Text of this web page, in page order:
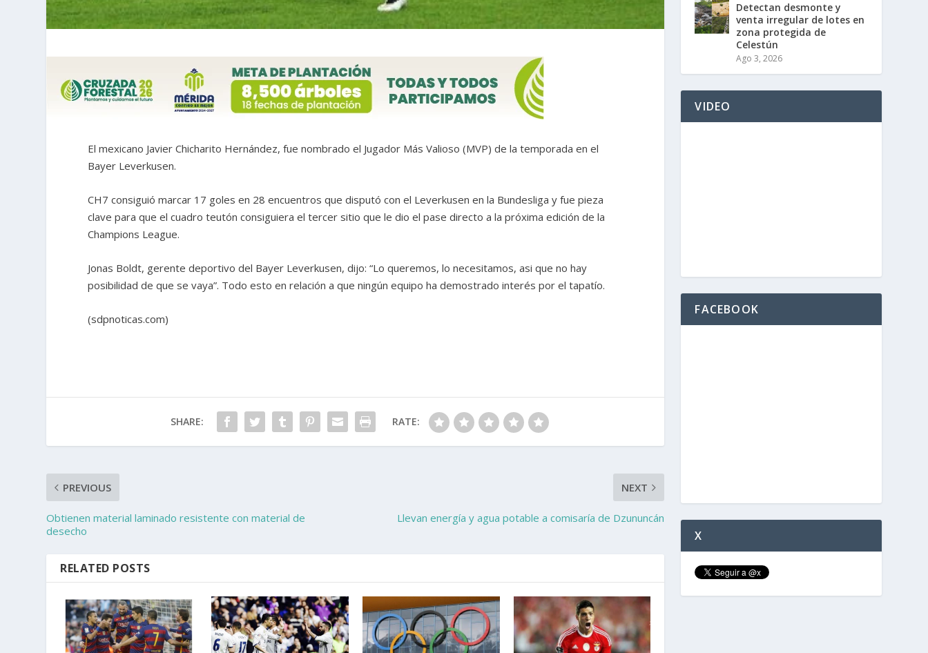
El mexicano Javier Chicharito Hernández, fue nombrado el Jugador Más Valioso (MVP) de la temporada en el
Bayer Leverkusen.
CH7 consiguió marcar 17 goles en 28 encuentros que disputó con el Leverkusen en la Bundesliga y fue pieza
clave para que el cuadro teutón consiguiera el tercer sitio que le dio el pase directo a la próxima edición de la
Champions League.
Jonas Boldt, gerente deportivo del Bayer Leverkusen, dijo: “Lo queremos, lo necesitamos, asi que no hay
posibilidad de que se vaya”. Todo esto en relación a que ningún equipo ha demostrado interés por el tapatío.
(sdpnoticas.com)
SHARE: RATE:
PREVIOUS
Obtienen material laminado resistente con material de
desecho
NEXT
Llevan energía y agua potable a comisaría de Dzununcán
RELATED POSTS
Detectan desmonte y
venta irregular de lotes en
zona protegida de
Celestún
Ago 3, 2026
VIDEO
FACEBOOK
X